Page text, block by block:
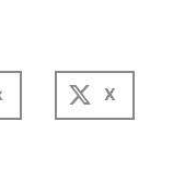
X